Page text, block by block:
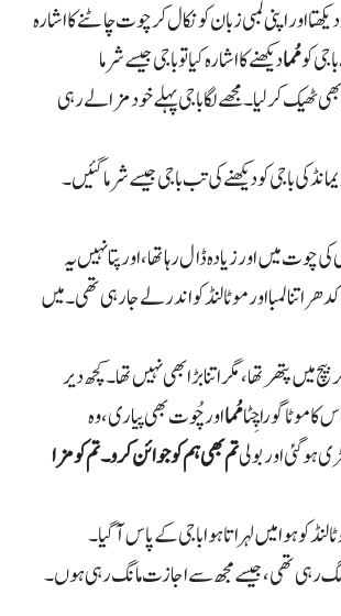
اور اپنی لمبی زبان کو نکال کر چوت چاٹنے کا اشارہ
کومُمادیکھنے کا اشارہ کیا تو باجی جیسے شرما
بھی ٹھیک کر لیا۔ مجھے لگا باجی پہلے خود مزا لے رہی
کی باجی کو دیکھنے کی تب باجی جیسے شرما گئیں۔
کی چوت میں اور زیادہ ڈال رہا تھا، اور پتا نہیں یہ
لمبا اور موٹا لنڈ کو اندر لے جا رہی تھی۔ میں
بیچ میں پتھر تھا، مگر اتنا بڑا بھی نہیں تھا۔ کچھ دیر
موٹا گورا چِٹامُمااور چُوت بھی پیاری، وہ
ہو گئی اور بولیتم بھی ہم کو جوائن کرو۔ تم کو مزا
لنڈ کو ہوا میں لہراتا ہوا باجی کے پاس آ گیا۔
رہی تھی، جیسے مجھ سے اجازت مانگ رہی ہوں۔